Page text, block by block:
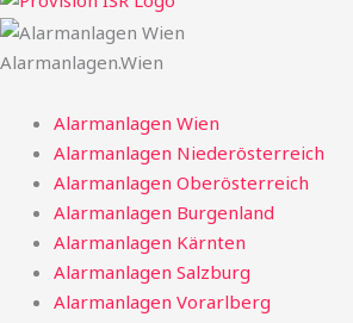
Alarmanlagen.Wien
Alarmanlagen Wien
Alarmanlagen Niederösterreich
Alarmanlagen Oberösterreich
Alarmanlagen Burgenland
Alarmanlagen Kärnten
Alarmanlagen Salzburg
Alarmanlagen Vorarlberg